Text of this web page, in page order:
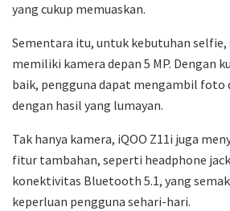
yang cukup memuaskan.
Sementara itu, untuk kebutuhan
memiliki kamera depan 5 MP. Dengan
baik, pengguna dapat mengambil foto
dengan hasil yang lumayan.
Tak hanya kamera, iQOO Z11i juga
fitur tambahan, seperti headphone
konektivitas Bluetooth 5.1, yang
keperluan pengguna sehari-hari.